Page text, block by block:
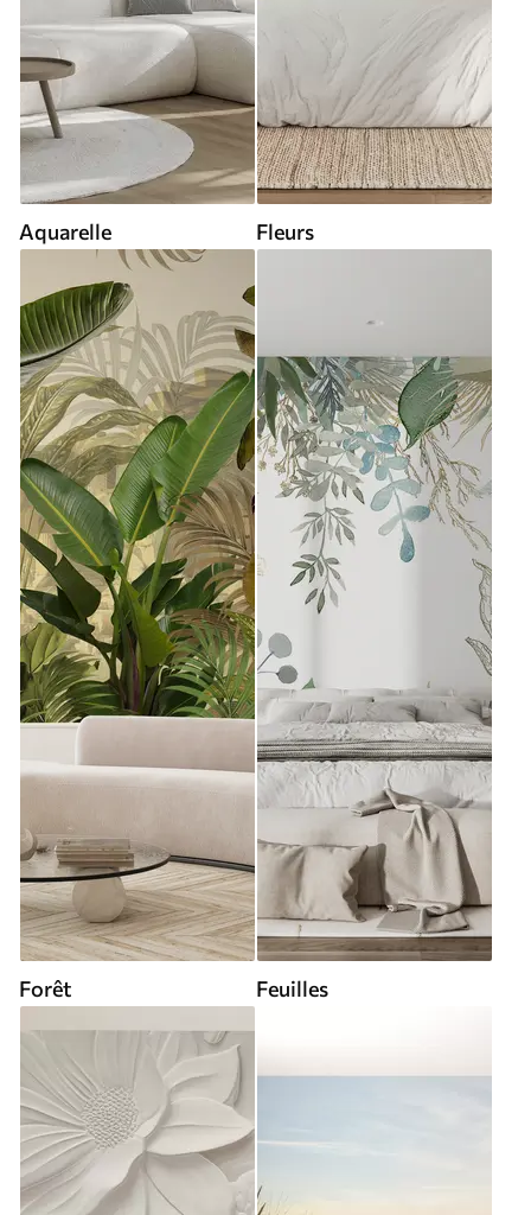
Aquarelle Fleurs
Forêt Feuilles